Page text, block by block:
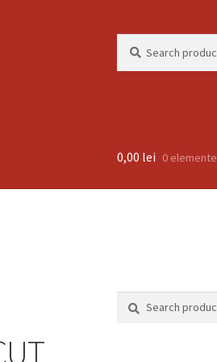
for:
0,00 lei 0 elemente
Search
Search